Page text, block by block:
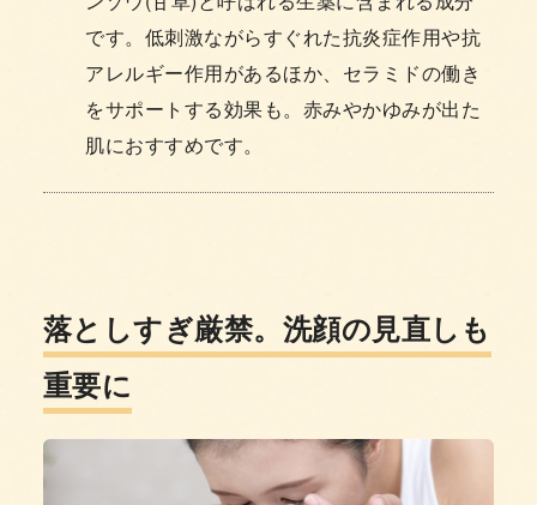
です。低刺激ながらすぐれた抗炎症作用や抗
アレルギー作用があるほか、セラミドの働き
をサポートする効果も。赤みやかゆみが出た
肌におすすめです。
落としすぎ厳禁。洗顔の見直しも
重要に